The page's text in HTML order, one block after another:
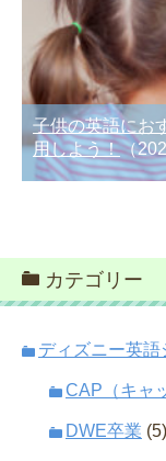
子供の英語にお
用しよう！（
カテゴリー
ディズニー英語
CAP（キャ
DWE卒業 (5)